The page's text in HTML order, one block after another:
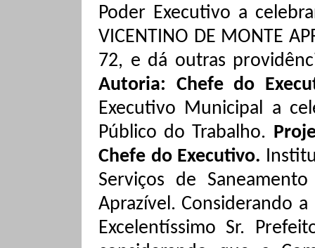
Poder Executivo a
VICENTINO DE MONTE
72, e dá outras
Autoria: Chefe do
Executivo Municipal a
Público do Trabalho.
Chefe do Executivo.
Serviços de
Aprazível. Considerando
Excelentíssimo Sr.